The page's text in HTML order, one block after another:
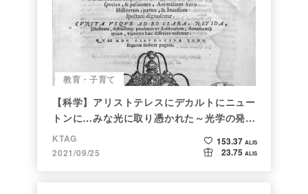
教育・子育て
【科学】アリストテレスにデカルトにニュー
トンに…みな光に取り憑かれた～光学の発展
～
KTAG
2021/09/25
153.37 ALIS
23.75 ALIS